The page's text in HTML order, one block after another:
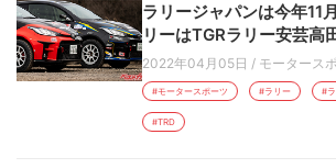
ラリージャパンは今年
リーはTGRラリー安芸高
2022年04月05日 / モータース
#モータースポーツ #ラリー #
#TRD